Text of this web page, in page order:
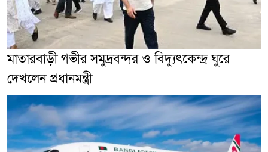
মাতারবাড়ী গভীর সমুদ্রবন্দর ও বিদ্যুৎকেন্দ্র ঘুরে
দেখলেন প্রধানমন্ত্রী